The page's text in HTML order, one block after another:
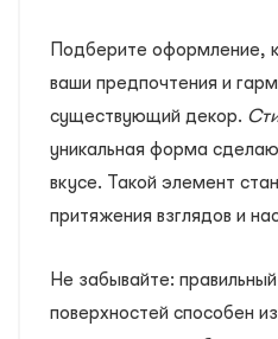
Подберите оформление,
ваши предпочтения и
существующий декор.
уникальная форма
вкусе. Такой элемент
притяжения взглядов и
Не забывайте:
поверхностей способен